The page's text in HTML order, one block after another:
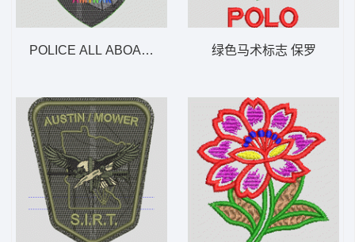
POLICE ALL ABOARD! AMTRAK POLICE 火车 AL
绿色马术标志 保罗